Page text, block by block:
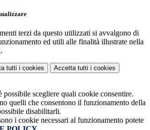
terzi da questo utilizzati si avvalgono di
ed utili alle finalità illustrate nella
.
tutti i cookies Accetta tutti i cookies
possibile scegliere quali cookie consentire.
quelli che consentono il funzionamento della
disabilitarli.
i cookie necessari al funzionamento potete